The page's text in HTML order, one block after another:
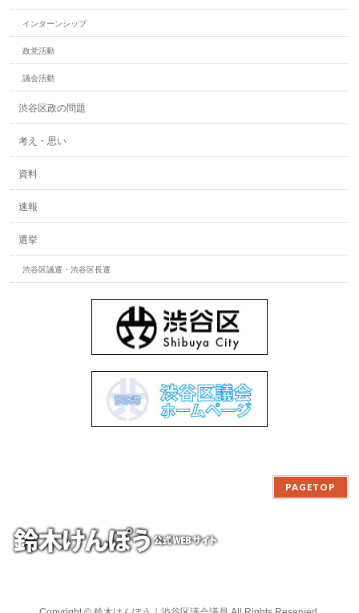
インターンシップ
政党活動
議会活動
渋谷区政の問題
考え・思い
資料
速報
選挙
渋谷区議選・渋谷区長選
PAGETOP